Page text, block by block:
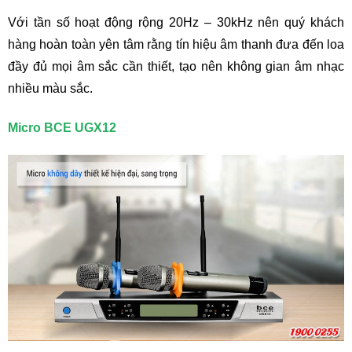
Với tần số hoạt động rộng 20Hz – 30kHz nên quý khách
hàng hoàn toàn yên tâm rằng tín hiệu âm thanh đưa đến loa
đầy đủ mọi âm sắc cần thiết, tạo nên không gian âm nhạc
nhiều màu sắc.
Micro BCE UGX12